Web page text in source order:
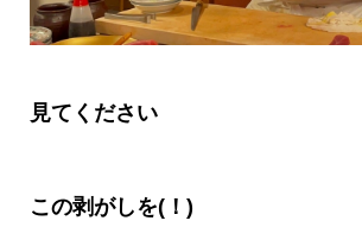
見てください
この剥がしを(！)